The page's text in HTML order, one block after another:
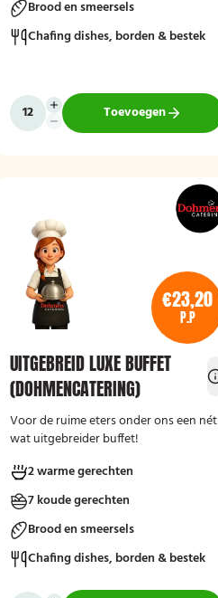
Brood en smeersels
Chafing dishes, borden & bestek
Toevoegen
€23,20
P.P
UITGEBREID LUXE BUFFET
(DOHMENCATERING)
Voor de ruime eters onder ons een nét
wat uitgebreider buffet!
2 warme gerechten
7 koude gerechten
Brood en smeersels
Chafing dishes, borden & bestek